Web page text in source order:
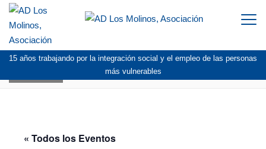
15 años trabajando por la integración social y el empleo de las personas
más vulnerables
« Todos los Eventos